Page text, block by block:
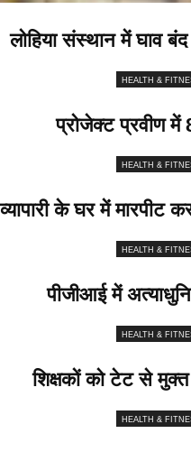
लोहिया संस्थान में घाव
HEALTH &
प्रोजेक्ट प्रवीण
HEALTH &
व्यापारी के घर में मारपीट
HEALTH &
पीजीआई में
HEALTH &
शिक्षकों को टेट से मुक्त
HEALTH &